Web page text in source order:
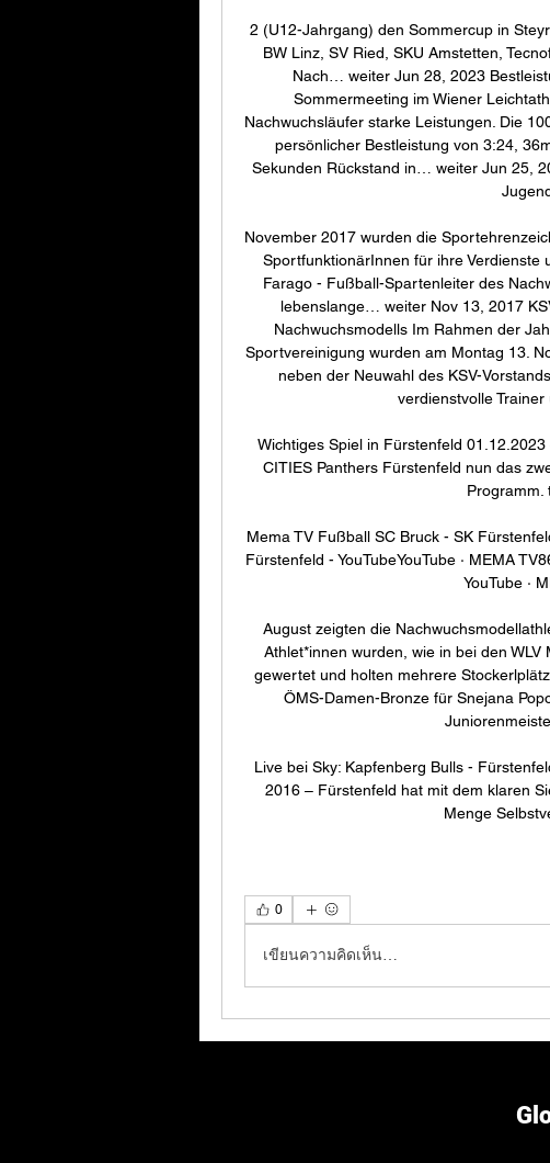
2 (U12-Jahrgang) den Sommercup in
BW Linz, SV Ried, SKU Amstetten,
Nach… weiter Jun 28, 2023
Sommermeeting im Wiener
Nachwuchsläufer starke Leistungen. Die
persönlicher Bestleistung von 3:24,
Sekunden Rückstand in… weiter Jun 25,
November 2017 wurden die
SportfunktionärInnen für ihre Verdienste
Farago - Fußball-Spartenleiter des
lebenslange… weiter Nov 13, 2017
Nachwuchsmodells Im Rahmen der
Sportvereinigung wurden am Montag 13.
neben der Neuwahl des KSV-
verdienstvolle
Wichtiges Spiel in Fürstenfeld
CITIES Panthers Fürstenfeld nun das
Programm.
Mema TV Fußball SC Bruck - SK
Fürstenfeld - YouTubeYouTube · MEMA
YouTube ·
August zeigten die
Athlet*innen wurden, wie in bei den
gewertet und holten mehrere
ÖMS-Damen-Bronze für Snejana
Live bei Sky: Kapfenberg Bulls -
2016 – Fürstenfeld hat mit dem klaren
Menge
0
เขียนความคิดเห็น…